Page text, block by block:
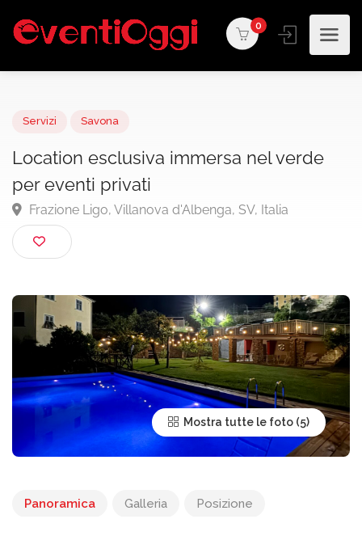
0
Location esclusiva immersa nel verde
per eventi privati
Frazione Ligo, Villanova d'Albenga, SV, Italia
Mostra tutte le foto
Panoramica Galleria Posizione